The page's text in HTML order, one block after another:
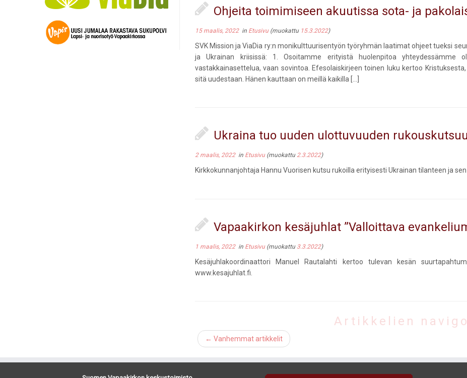
Ohjeita toimimiseen akuutissa sota- ja
15 maalis, 2022in Etusivu (muokattu 15.3.2022)
SVK Mission ja ViaDia ry:n monikulttuurisentyön työryhmän laatimat ohjeet tueksi
ja Ukrainan kriisissä: 1. Osoitamme erityistä huolenpitoa yhteydessämme
vastakkainasettelua, vaan sovintoa. Efesolaiskirjeen toinen luku kertoo
sitä uudestaan. Hänen kauttaan on meillä kaikilla […]
Ukraina tuo uuden ulottuvuuden
2 maalis, 2022in Etusivu (muokattu 2.3.2022)
Kirkkokunnanjohtaja Hannu Vuorisen kutsu rukoilla erityisesti Ukrainan tilanteen ja
Vapaakirkon kesäjuhlat ”Valloittava
1 maalis, 2022in Etusivu (muokattu 3.3.2022)
Kesäjuhlakoordinaattori Manuel Rautalahti kertoo tulevan kesän
www.kesajuhlat.fi.
Artikkelien
← Vanhemmat artikkelit